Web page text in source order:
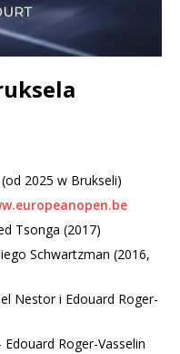
(od 2025 w Brukseli)
Tsonga (2017)
Schwartzman (2016,
Nestor i Edouard Roger-
Roger-Vasselin